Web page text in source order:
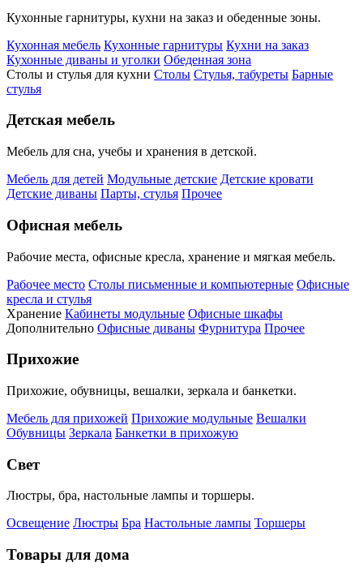
Кухонные гарнитуры, кухни на заказ и обеденные зоны.
Кухонная мебель Кухонные гарнитуры Кухни на заказ
Кухонные диваны и уголки Обеденная зона
Столы и стулья для кухни Столы Стулья, табуреты Барные
стулья
Детская мебель
Мебель для сна, учебы и хранения в детской.
Мебель для детей Модульные детские Детские кровати
Детские диваны Парты, стулья Прочее
Офисная мебель
Рабочие места, офисные кресла, хранение и мягкая мебель.
Рабочее место Столы письменные и компьютерные Офисные
кресла и стулья
Хранение Кабинеты модульные Офисные шкафы
Дополнительно Офисные диваны Фурнитура Прочее
Прихожие
Прихожие, обувницы, вешалки, зеркала и банкетки.
Мебель для прихожей Прихожие модульные Вешалки
Обувницы Зеркала Банкетки в прихожую
Свет
Люстры, бра, настольные лампы и торшеры.
Освещение Люстры Бра Настольные лампы Торшеры
Товары для дома